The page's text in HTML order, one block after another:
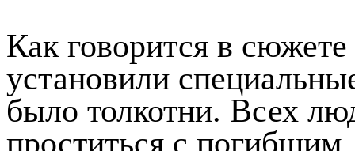
Как говорится в
установили
было толкотни. Всех
проститься с